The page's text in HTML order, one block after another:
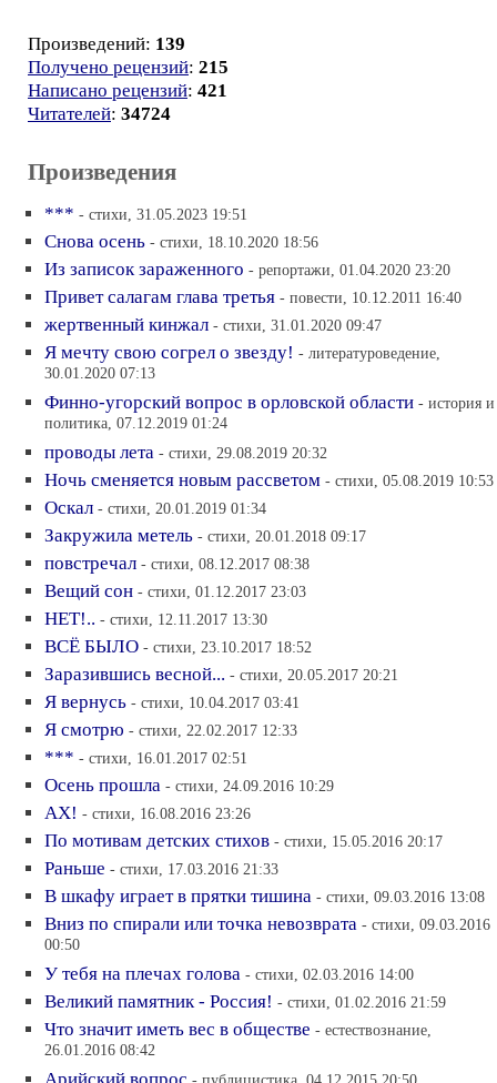
Произведений: 139
Получено рецензий: 215
Написано рецензий: 421
Читателей: 34724
Произведения
*** - стихи, 31.05.2023 19:51
Снова осень - стихи, 18.10.2020 18:56
Из записок зараженного - репортажи, 01.04.2020 23:20
Привет салагам глава третья - повести, 10.12.2011 16:40
жертвенный кинжал - стихи, 31.01.2020 09:47
Я мечту свою согрел о звезду! - литературоведение,
30.01.2020 07:13
Финно-угорский вопрос в орловской области - история и
политика, 07.12.2019 01:24
проводы лета - стихи, 29.08.2019 20:32
Ночь сменяется новым рассветом - стихи, 05.08.2019 10:53
Оскал - стихи, 20.01.2019 01:34
Закружила метель - стихи, 20.01.2018 09:17
повстречал - стихи, 08.12.2017 08:38
Вещий сон - стихи, 01.12.2017 23:03
НЕТ!.. - стихи, 12.11.2017 13:30
ВСЁ БЫЛО - стихи, 23.10.2017 18:52
Заразившись весной... - стихи, 20.05.2017 20:21
Я вернусь - стихи, 10.04.2017 03:41
Я смотрю - стихи, 22.02.2017 12:33
*** - стихи, 16.01.2017 02:51
Осень прошла - стихи, 24.09.2016 10:29
АХ! - стихи, 16.08.2016 23:26
По мотивам детских стихов - стихи, 15.05.2016 20:17
Раньше - стихи, 17.03.2016 21:33
В шкафу играет в прятки тишина - стихи, 09.03.2016 13:08
Вниз по спирали или точка невозврата - стихи, 09.03.2016
00:50
У тебя на плечах голова - стихи, 02.03.2016 14:00
Великий памятник - Россия! - стихи, 01.02.2016 21:59
Что значит иметь вес в обществе - естествознание,
26.01.2016 08:42